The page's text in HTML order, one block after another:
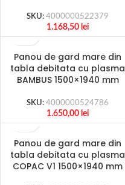
SKU:4000000522379
1.168,50 lei
Panou de gard mare din
tabla debitata cu plasma
BAMBUS 1500×1940 mm
SKU:4000000524786
1.650,00 lei
Panou de gard mare din
tabla debitata cu plasma
COPAC V1 1500×1940 mm